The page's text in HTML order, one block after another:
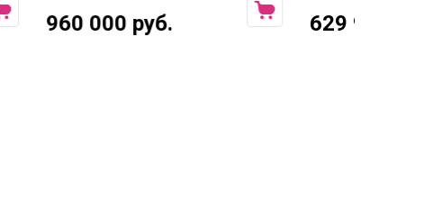
629 990 руб.